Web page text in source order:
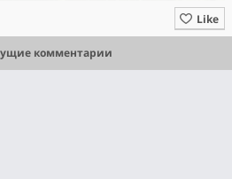
Like
комментарии